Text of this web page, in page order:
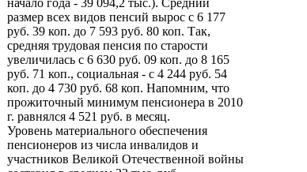
начало года - 39 094,2 тыс.). Средний
размер всех видов пенсий вырос с 6 177
руб. 39 коп. до 7 593 руб. 80 коп. Так,
средняя трудовая пенсия по старости
увеличилась с 6 630 руб. 09 коп. до 8 165
руб. 71 коп., социальная - с 4 244 руб. 54
коп. до 4 730 руб. 68 коп. Напомним, что
прожиточный минимум пенсионера в 2010
г. равнялся 4 521 руб. в месяц.
Уровень материального обеспечения
пенсионеров из числа инвалидов и
участников Великой Отечественной войны